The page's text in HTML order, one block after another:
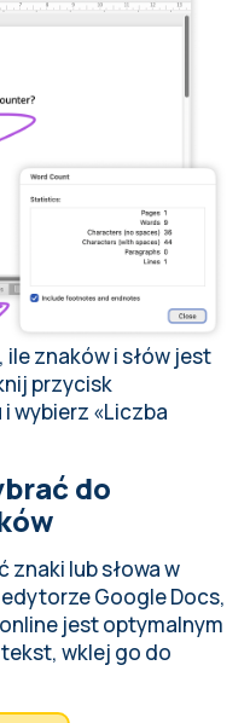
znaków i słów jest
przycisk
wybierz «Liczba
do
lub słowa w
Google Docs,
jest optymalnym
wklej go do